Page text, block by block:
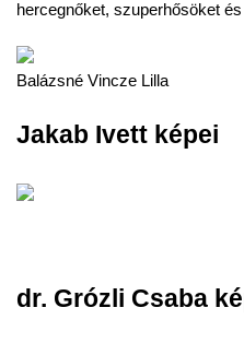
hercegnőket, szuperhősöket
Balázsné Vincze Lilla
Jakab Ivett képei
dr. Grózli Csaba